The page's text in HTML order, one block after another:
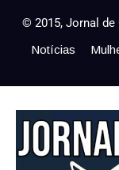
© 2015, Jornal
Notícias